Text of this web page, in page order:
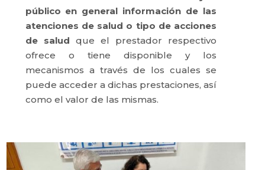
público en general información de las
atenciones de salud o tipo de acciones
de salud que el prestador respectivo
ofrece o tiene disponible y los
mecanismos a través de los cuales se
puede acceder a dichas prestaciones, así
como el valor de las mismas.